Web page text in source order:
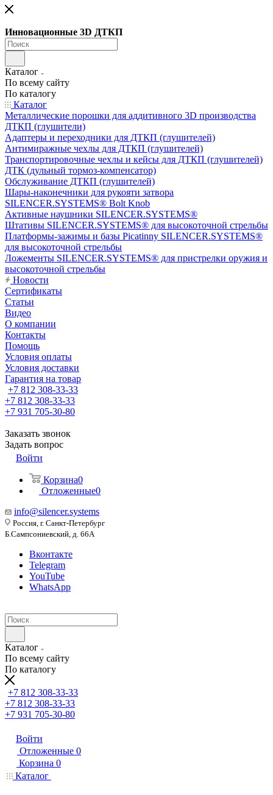
Инновационные 3D ДТКП
Каталог
По всему сайту
По каталогу
Каталог
Металлические порошки для аддитивного 3D производства
ДТКП (глушители)
Адаптеры и переходники для ДТКП (глушителей)
Антимиражные чехлы для ДТКП (глушителей)
Транспортировочные чехлы и кейсы для ДТКП (глушителей)
ДТК (дульный тормоз-компенсатор)
Обслуживание ДТКП (глушителей)
Шары-наконечники для рукояти затвора
SILENCER.SYSTEMS® Bolt Knob
Активные наушники SILENCER.SYSTEMS®
Штативы SILENCER.SYSTEMS® для высокоточной стрельбы
Платформы-зажимы и базы Picatinny SILENCER.SYSTEMS®
для высокоточной стрельбы
Ложементы SILENCER.SYSTEMS® для пристрелки оружия и
высокоточной стрельбы
Новости
Сертификаты
Статьи
Видео
О компании
Контакты
Помощь
Условия оплаты
Условия доставки
Гарантия на товар
+7 812 308-33-33
+7 812 308-33-33
+7 931 705-30-80
Заказать звонок
Задать вопрос
Войти
Корзина0
Отложенные0
info@silencer.systems
Россия, г. Санкт-Петербург
Б.Сампсониевский, д. 66А
Вконтакте
Telegram
YouTube
WhatsApp
Каталог
По всему сайту
По каталогу
+7 812 308-33-33
+7 812 308-33-33
+7 931 705-30-80
Войти
Отложенные 0
Корзина 0
Каталог